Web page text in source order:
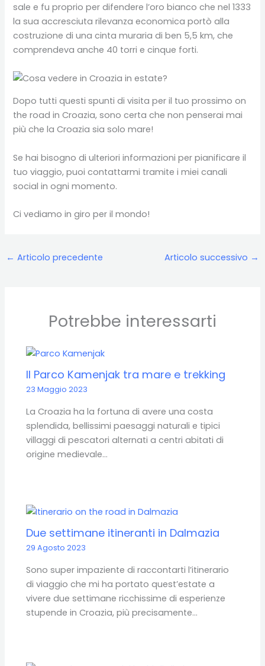
sale e fu proprio per difendere l’oro bianco che nel 1333
la sua accresciuta rilevanza economica portò alla
costruzione di una cinta muraria di ben 5,5 km, che
comprendeva anche 40 torri e cinque forti.
Dopo tutti questi spunti di visita per il tuo prossimo on
the road in Croazia, sono certa che non penserai mai
più che la Croazia sia solo mare!
Se hai bisogno di ulteriori informazioni per pianificare il
tuo viaggio, puoi contattarmi tramite i miei canali
social in ogni momento.
Ci vediamo in giro per il mondo!
← Articolo precedente Articolo successivo →
Potrebbe interessarti
Il Parco Kamenjak tra mare e trekking
23 Maggio 2023
La Croazia ha la fortuna di avere una costa
splendida, bellissimi paesaggi naturali e tipici
villaggi di pescatori alternati a centri abitati di
origine medievale…
Due settimane itineranti in Dalmazia
29 Agosto 2023
Sono super impaziente di raccontarti l’itinerario
di viaggio che mi ha portato quest’estate a
vivere due settimane ricchissime di esperienze
stupende in Croazia, più precisamente…